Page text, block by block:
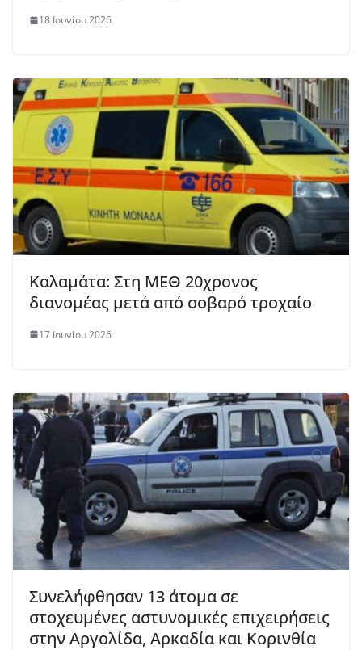
18 Ιουνίου 2026
Καλαμάτα: Στη ΜΕΘ 20χρονος
διανομέας μετά από σοβαρό τροχαίο
17 Ιουνίου 2026
Συνελήφθησαν 13 άτομα σε
στοχευμένες αστυνομικές επιχειρήσεις
στην Αργολίδα, Αρκαδία και Κορινθία